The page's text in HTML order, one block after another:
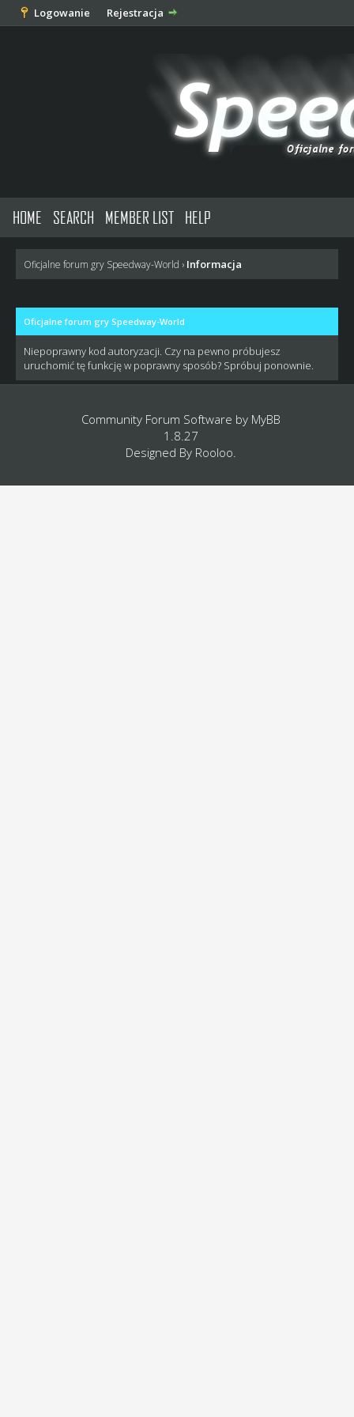
Logowanie Rejestracja
HOME SEARCH MEMBER LIST HELP
Oficjalne forum gry Speedway-World › Informacja
Oficjalne forum gry Speedway-World
Niepoprawny kod autoryzacji. Czy na pewno próbujesz
uruchomić tę funkcję w poprawny sposób? Spróbuj ponownie.
Community Forum Software by MyBB
1.8.27
Designed By Rooloo.